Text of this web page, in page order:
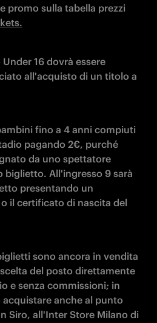
promo sulla tabella prezzi
16 dovrà essere
all'acquisto di un titolo a
fino a 4 anni compiuti
pagando 2€, purché
da uno spettatore
biglietto. All'ingresso 9 sarà
presentando un
il certificato di nascita del
sono ancora in vendita
del posto direttamente
e senza commissioni; in
anche al punto
Siro, all'Inter Store Milano di